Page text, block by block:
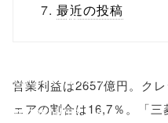
line10
onclick="windo
w.open(this.hre
最近の投稿
営業利益は2657億円。ク
ェアの割合は16,7％。「